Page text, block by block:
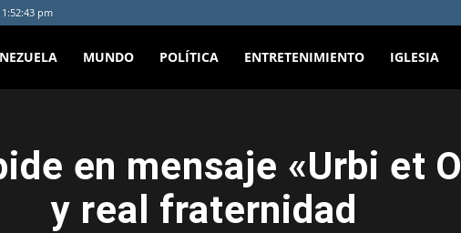
pm
MUNDO POLÍTICA ENTRETENIMIENTO IGLESIA
en mensaje «Urbi et
y real fraternidad